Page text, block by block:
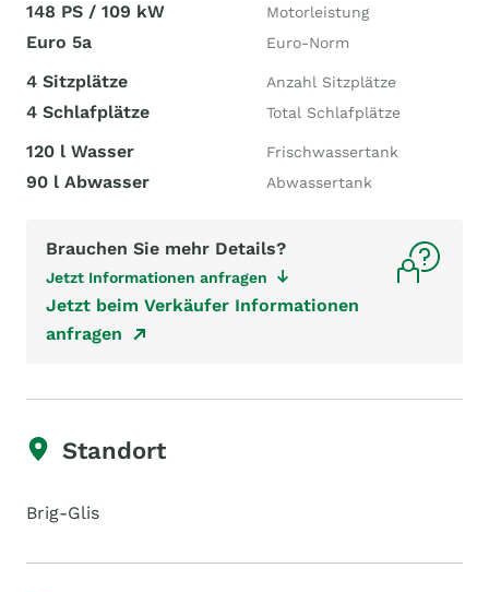
148 PS / 109 kW Motorleistung
Euro 5a Euro-Norm
4 Sitzplätze Anzahl Sitzplätze
4 Schlafplätze Total Schlafplätze
120 l Wasser Frischwassertank
90 l Abwasser Abwassertank
Brauchen Sie mehr Details?
Jetzt Informationen anfragen
Jetzt beim Verkäufer Informationen
anfragen
Standort
Brig-Glis